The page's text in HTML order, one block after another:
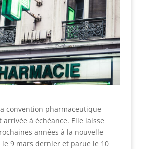
convention pharmaceutique
arrivée à échéance. Elle laisse
années à la nouvelle
9 mars dernier et parue le 10